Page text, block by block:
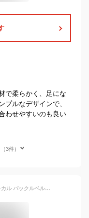
で柔らかく、足にな
プルなデザインで、
わせやすいのも良い
3件）
レディース ローファー おじ靴 牛革 チカル バックルベルト マニッシュシューズ モカシン パンプス ローヒール靴 スクエアトゥ シューズ 3.5cm 太ヒール フォーマル レザー 本革 女性 大人 婦人靴 (ブラック,23.5cm)